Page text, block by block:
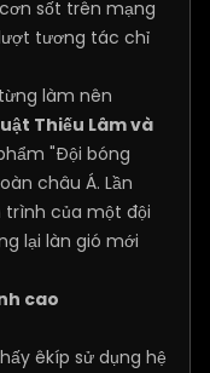
sốt trên mạng
tương tác chỉ
làm nên
Thiếu Lâm và
"Đội bóng
châu Á. Lần
trình của một đội
lại làn gió mới
cao
êkíp sử dụng hệ